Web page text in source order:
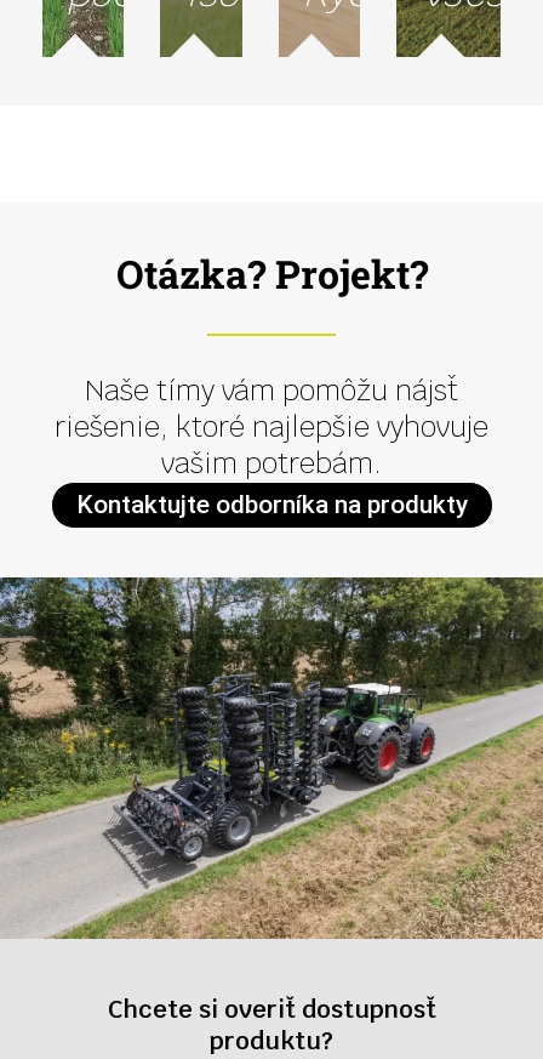
Otázka? Projekt?
Naše tímy vám pomôžu nájsť
riešenie, ktoré najlepšie vyhovuje
vašim potrebám.
Kontaktujte odborníka na produkty
Chcete si overiť dostupnosť
produktu?